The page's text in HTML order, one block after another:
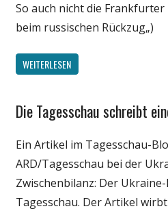
So auch nicht die Frankfurter
beim russischen Rückzug„)
WEITERLESEN
Gesellschaft
Medien
Politik
Die Tagesschau schreibt
Ein Artikel im Tagesschau-
ARD/Tagesschau bei der
Zwischenbilanz: Der
Tagesschau. Der Artikel